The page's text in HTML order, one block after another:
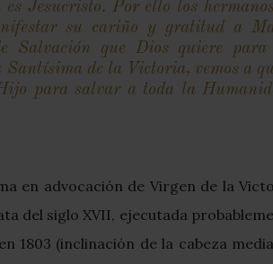
Jesucristo. Por ello los
su cariño y gratitud a
Salvación que Dios quiere para
de la Victoria, vemos a
para salvar a toda la
en advocación de Virgen de la
del siglo XVII, ejecutada
1803 (inclinación de la cabeza